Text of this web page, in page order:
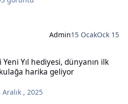
Admin15 OcakOck 15
Yıl hediyesi, dünyanın ilk
harika geliyor
Aralık , 2025